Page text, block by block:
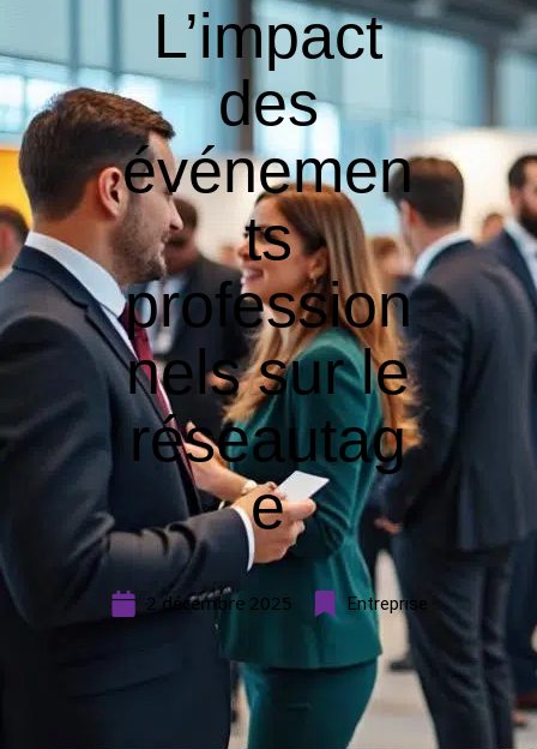
L’impact
des
événemen
ts
profession
nels sur le
réseautag
e
2 décembre 2025 Entreprise